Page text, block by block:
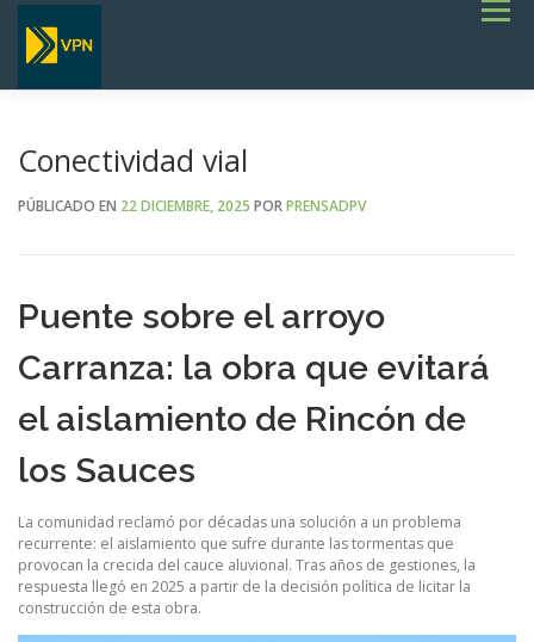
Saltar
contenido
Menú
GALERÍA
TERMINOS DE REFERENCIA GENERALES- OBRAS VIALES
Conectividad vial
PÚBLICADO EN 22 DICIEMBRE, 2025 PORPRENSADPV
Puente sobre el arroyo
Carranza: la obra que evitará
el aislamiento de Rincón de
los Sauces
La comunidad reclamó por décadas una solución a un problema
recurrente: el aislamiento que sufre durante las tormentas que
provocan la crecida del cauce aluvional. Tras años de gestiones, la
respuesta llegó en 2025 a partir de la decisión política de licitar la
construcción de esta obra.